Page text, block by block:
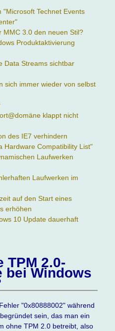
"Microsoft Technet Events
MMC 3.0 den neuen Stil?
Produktaktivierung
Data Streams sichtbar
sich immer wieder von selbst
klappt nicht
des IE7 verhindern
Hardware Compatibility List"
Laufwerken
Laufwerken im
auf den Start eines
erhöhen
10 Update dauerhaft
TPM 2.0-
bei Windows
"0x80888002" während
sein, das man ein
ohne TPM 2.0 betreibt, also